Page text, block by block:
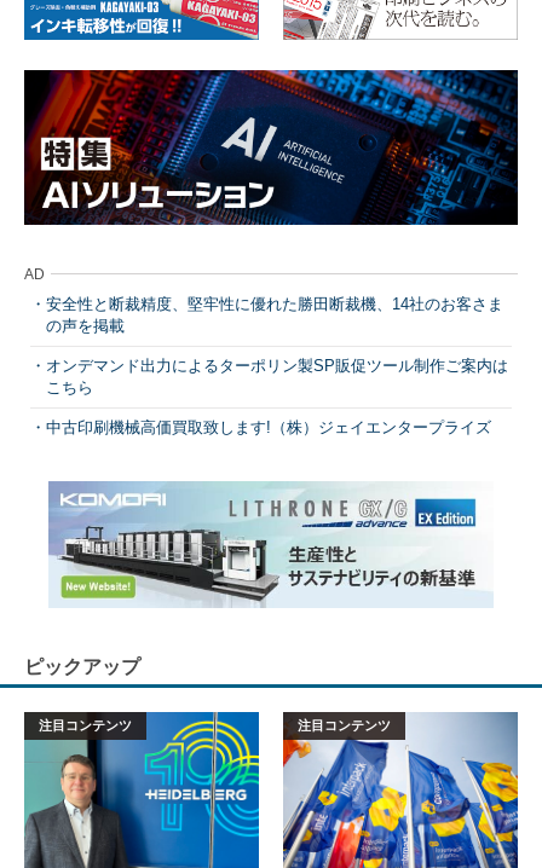
AD
安全性と断裁精度、堅牢性に優れた勝田断裁機、14社のお客さま
の声を掲載
オンデマンド出力によるターポリン製SP販促ツール制作ご案内は
こちら
中古印刷機械高価買取致します!（株）ジェイエンタープライズ
ピックアップ
注目コンテンツ 注目コンテンツ